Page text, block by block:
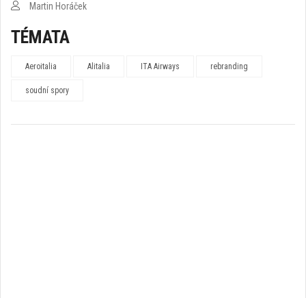
Martin Horáček
TÉMATA
Aeroitalia Alitalia ITA Airways rebranding
soudní spory